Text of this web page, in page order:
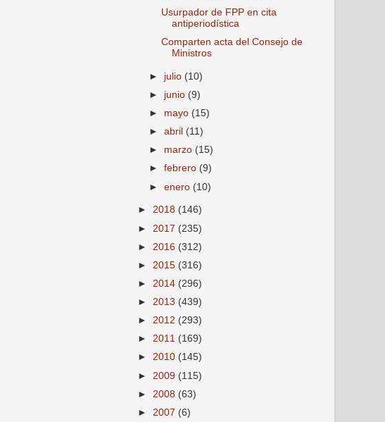
Usurpador de FPP en cita
antiperiodística
Comparten acta del Consejo de
Ministros
► julio (10)
► junio (9)
► mayo (15)
►abril (11)
► marzo (15)
►febrero (9)
►enero (10)
► 2018 (146)
► 2017 (235)
► 2016 (312)
► 2015 (316)
► 2014 (296)
► 2013 (439)
► 2012 (293)
► 2011 (169)
► 2010 (145)
► 2009 (115)
► 2008 (63)
► 2007 (6)